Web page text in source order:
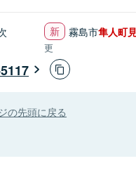
霧島市隼人町
更
の先頭に戻る